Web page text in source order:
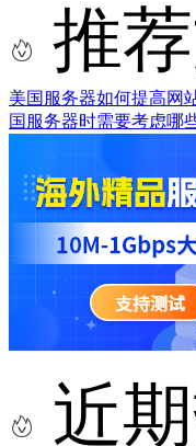
推
美国服务器如何提高网
国服务器时需要考虑哪
近